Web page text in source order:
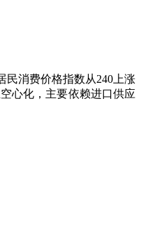
民消费价格指数从240上涨
心化，主要依赖进口供应